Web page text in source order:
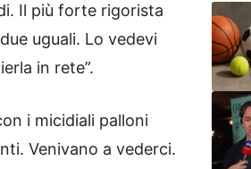
Il più forte rigorista
uguali. Lo vedevi
in rete”.
i micidiali palloni
Venivano a vederci.